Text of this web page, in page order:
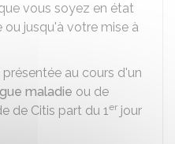
vous soyez en état
ou jusqu'à votre mise à
au cours d'un
maladie ou de
de Citis part du 1er jour